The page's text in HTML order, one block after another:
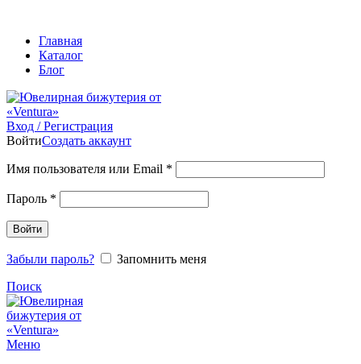
Главная
Каталог
Блог
Вход / Регистрация
ВойтиСоздать аккаунт
Имя пользователя или Email *
Пароль *
Войти
Забыли пароль?
Запомнить меня
Поиск
Меню